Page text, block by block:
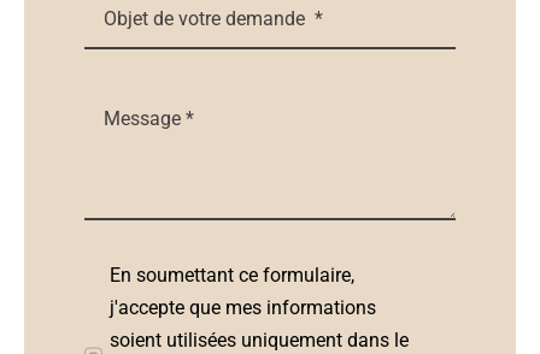
En soumettant ce formulaire,
j'accepte que mes informations
soient utilisées uniquement dans le